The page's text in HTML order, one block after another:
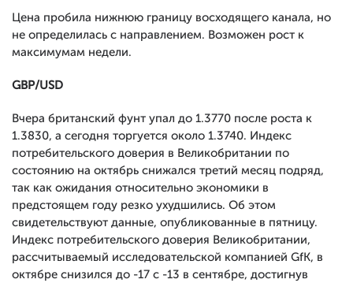
Цена пробила нижнюю границу восходящего канала, но
не определилась с направлением. Возможен рост к
максимумам недели.
GBP/USD
Вчера британский фунт упал до 1.3770 после роста к
1.3830, а сегодня торгуется около 1.3740. Индекс
потребительского доверия в Великобритании по
состоянию на октябрь снижался третий месяц подряд,
так как ожидания относительно экономики в
предстоящем году резко ухудшились. Об этом
свидетельствуют данные, опубликованные в пятницу.
Индекс потребительского доверия Великобритании,
рассчитываемый исследовательской компанией GfK, в
октябре снизился до -17 с -13 в сентябре, достигнув